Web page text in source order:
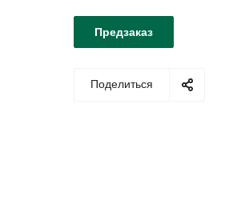
Предзаказ
Поделиться